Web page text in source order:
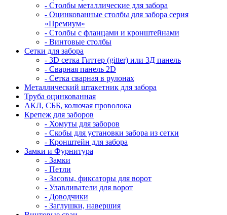
- Столбы металлические для забора
- Оцинкованные столбы для забора серия
«Премиум»
- Столбы с фланцами и кронштейнами
- Винтовые столбы
Сетки для забора
- 3D сетка Гиттер (gitter) или 3Д панель
- Сварная панель 2D
- Сетка сварная в рулонах
Металлический штакетник для забора
Труба оцинкованная
АКЛ, СББ, колючая проволока
Крепеж для заборов
- Хомуты для заборов
- Скобы для установки забора из сетки
- Кронштейн для забора
Замки и Фурнитура
- Замки
- Петли
- Засовы, фиксаторы для ворот
- Улавливатели для ворот
- Доводчики
- Заглушки, навершия